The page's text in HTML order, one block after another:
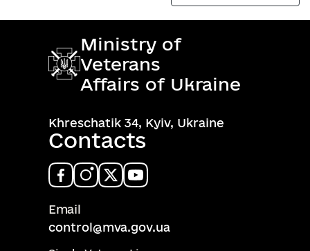
Ministry of
Veterans
Affairs of Ukraine
Khreschatik 34, Kyiv, Ukraine
Contacts
Email
control@mva.gov.ua